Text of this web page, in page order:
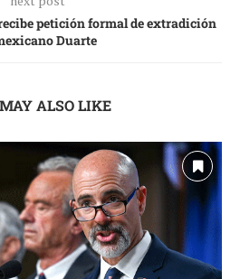
petición formal de extradición
Duarte
ALSO LIKE